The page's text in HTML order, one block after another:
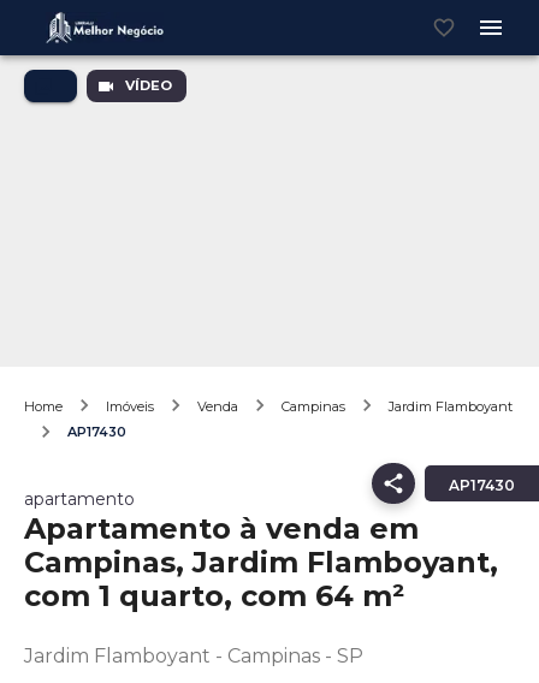
VÍDEO
Home Imóveis Venda Campinas
Jardim Flamboyant
AP17430
AP17430
apartamento
Apartamento à venda em
Campinas, Jardim Flamboyant,
com 1 quarto, com 64 m²
Jardim Flamboyant - Campinas - SP